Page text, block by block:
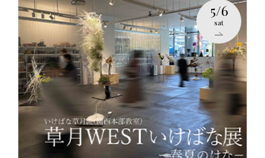
5/6
sat